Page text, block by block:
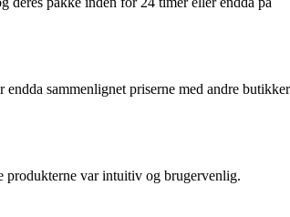
sammenlignet priserne med andre butikker
produkterne var intuitiv og brugervenlig.